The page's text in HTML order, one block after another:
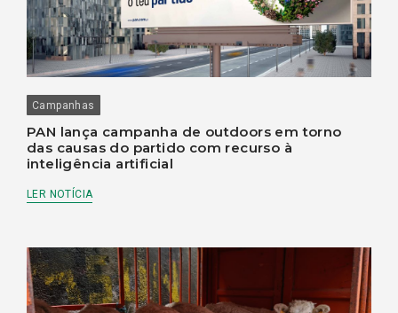
Campanhas
PAN lança campanha de outdoors em torno
das causas do partido com recurso à
inteligência artificial
LER NOTÍCIA